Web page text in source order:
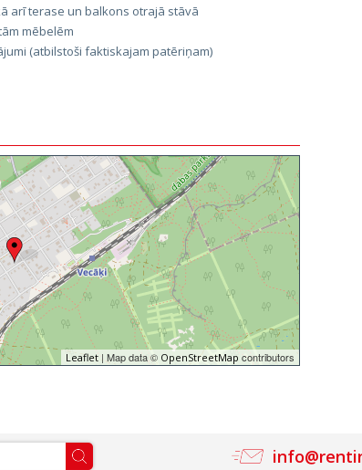
arī terase un balkons otrajā stāvā
mēbelēm
(atbilstoši faktiskajam patēriņam)
Leaflet | Map data © OpenStreetMap contributors